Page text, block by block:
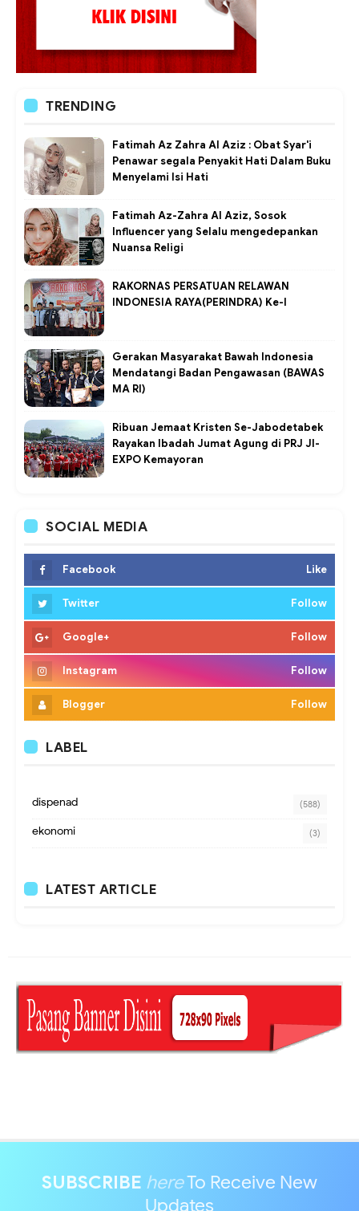
TRENDING
Fatimah Az Zahra Al Aziz : Obat Syar'i
Penawar segala Penyakit Hati Dalam Buku
Menyelami Isi Hati
Fatimah Az-Zahra Al Aziz, Sosok
Influencer yang Selalu mengedepankan
Nuansa Religi
RAKORNAS PERSATUAN RELAWAN
INDONESIA RAYA(PERINDRA) Ke-I
Gerakan Masyarakat Bawah Indonesia
Mendatangi Badan Pengawasan (BAWAS
MA RI)
Ribuan Jemaat Kristen Se-Jabodetabek
Rayakan Ibadah Jumat Agung di PRJ JI-
EXPO Kemayoran
SOCIAL MEDIA
Facebook Like
Twitter Follow
Google+ Follow
Instagram Follow
Blogger Follow
LABEL
dispenad (588)
ekonomi (3)
LATEST ARTICLE
SUBSCRIBE hereTo Receive New
Updates